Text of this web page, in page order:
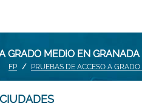
GRADO MEDIO EN
FP PRUEBAS DE ACCESO A